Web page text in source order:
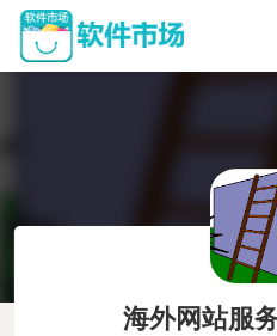
海外网站服